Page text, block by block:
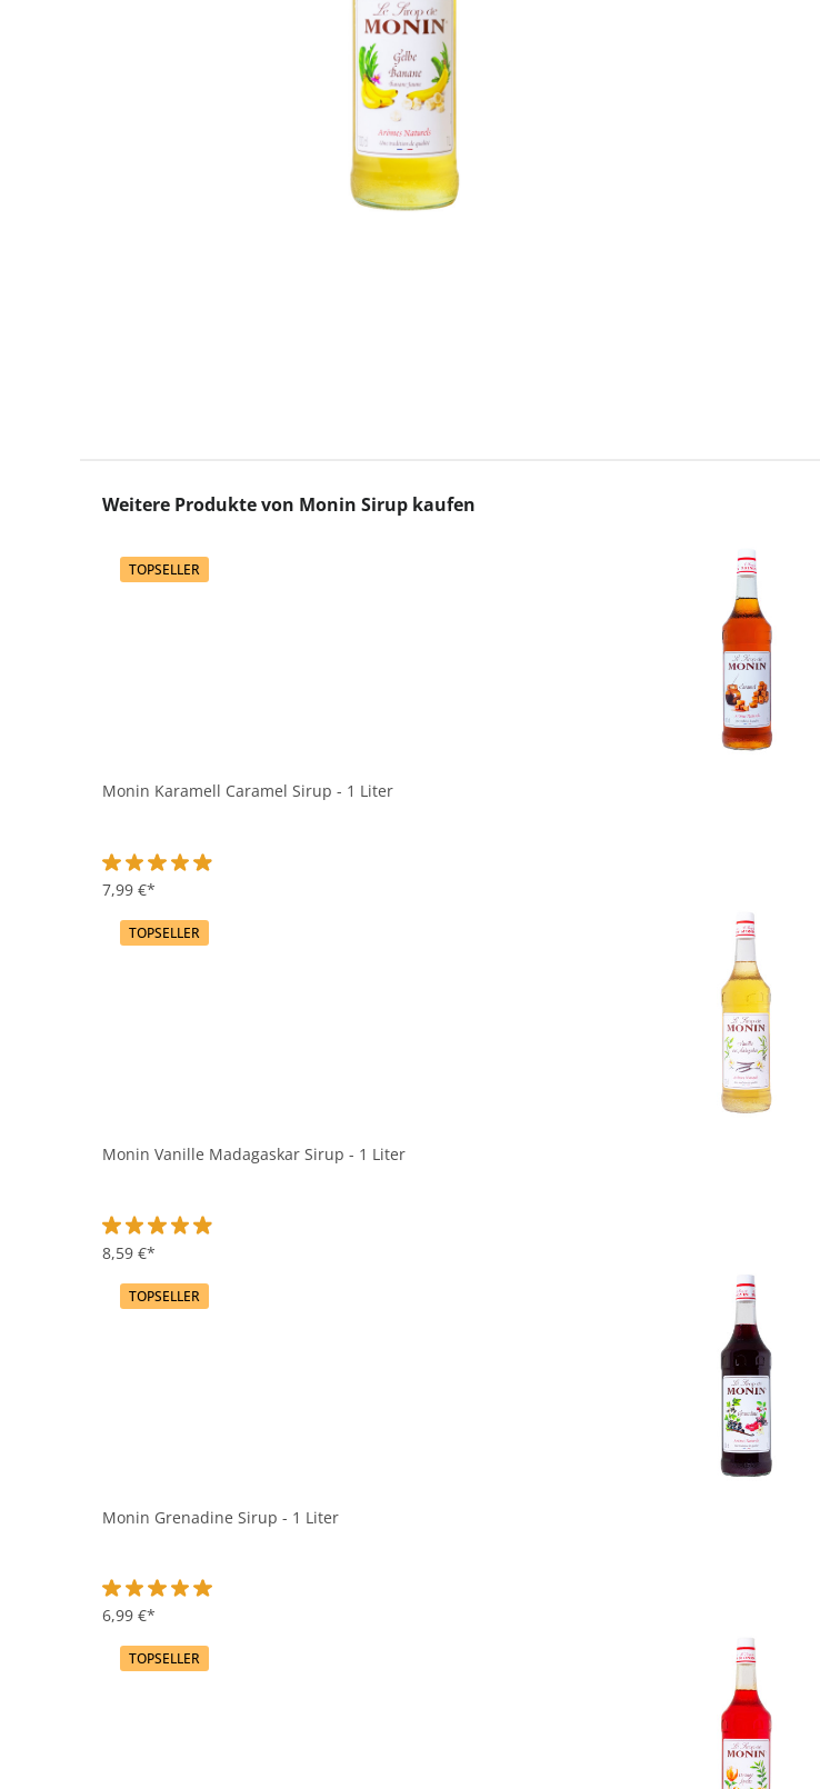
Produktgalerie überspringen
Weitere Produkte von Monin Sirup kaufen
TOPSELLER
Monin Karamell Caramel Sirup - 1 Liter
Durchschnittliche Bewertung von 4.9 von 5 Sternen
7,99 €*
In den Korb
TOPSELLER
Monin Vanille Madagaskar Sirup - 1 Liter
Durchschnittliche Bewertung von 4.9 von 5 Sternen
8,59 €*
In den Korb
TOPSELLER
Monin Grenadine Sirup - 1 Liter
Durchschnittliche Bewertung von 5 von 5 Sternen
6,99 €*
In den Korb
TOPSELLER